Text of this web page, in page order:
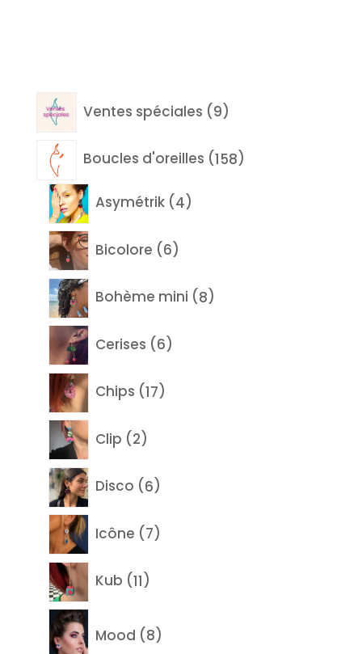
Ventes spéciales 99
produits
Boucles d'oreilles 158158
Asymétrik 44
Bicolore
66
produits
Bohème mini
88
Cerises
66
produits
Chips 1717
Clip
22
produits
Disco
66
Icône
77
produits
Kub 1111
Mood 8produits